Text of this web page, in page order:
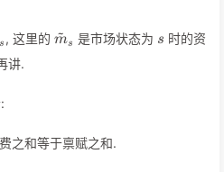
, 这里的 \tilde
m
~
s 是市场状态为 s
s 时的资
讲.
之和等于禀赋之和.